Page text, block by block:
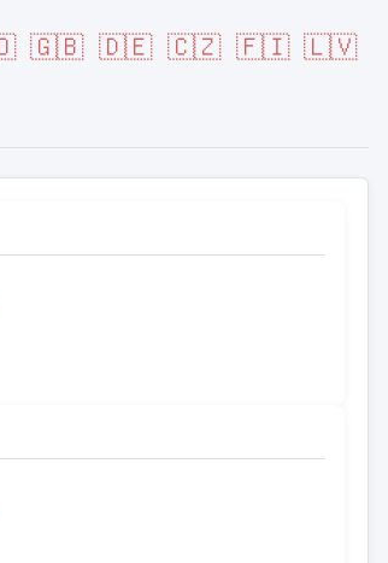
🇬🇧 🇩🇪 🇨🇿 🇫🇮 🇱🇻